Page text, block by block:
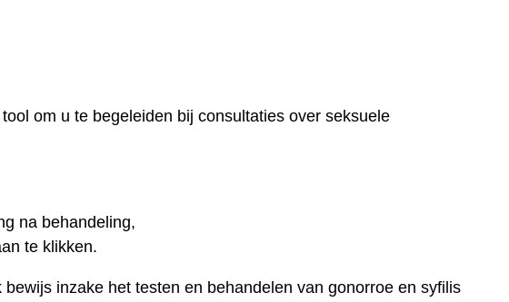
om u te begeleiden bij consultaties over seksuele
na behandeling,
te klikken.
inzake het testen en behandelen van gonorroe en syfilis